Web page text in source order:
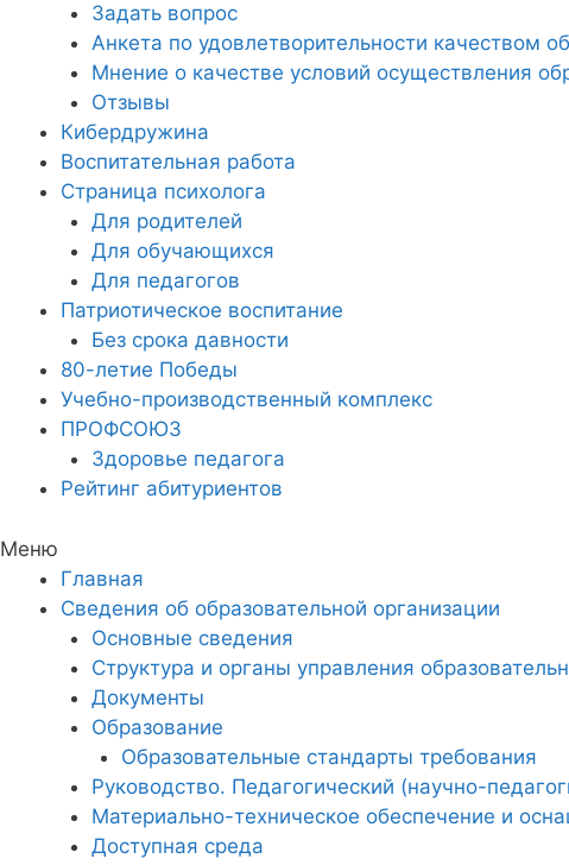
Задать вопрос
Анкета по удовлетворительности качеством
Мнение о качестве условий осуществления
Отзывы
Кибердружина
Воспитательная работа
Страница психолога
Для родителей
Для обучающихся
Для педагогов
Патриотическое воспитание
Без срока давности
80-летие Победы
Учебно-производственный комплекс
ПРОФСОЮЗ
Здоровье педагога
Рейтинг абитуриентов
Меню
Главная
Сведения об образовательной организации
Основные сведения
Структура и органы управления
Документы
Образование
Образовательные стандарты требования
Руководство. Педагогический (научно-
Материально-техническое обеспечение и
Доступная среда